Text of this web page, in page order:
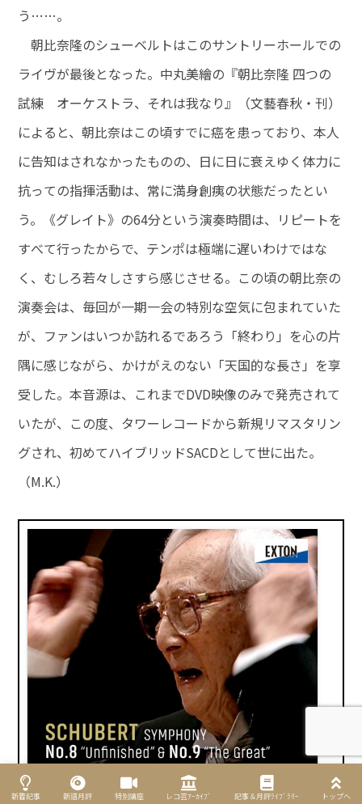
う……。
朝比奈隆のシューベルトはこのサントリーホールでの
ライヴが最後となった。中丸美繪の『朝比奈隆 四つの
試練 オーケストラ、それは我なり』（文藝春秋・刊）
によると、朝比奈はこの頃すでに癌を患っており、本人
に告知はされなかったものの、日に日に衰えゆく体力に
抗っての指揮活動は、常に満身創痍の状態だったとい
う。《グレイト》の64分という演奏時間は、リピートを
すべて行ったからで、テンポは極端に遅いわけではな
く、むしろ若々しさすら感じさせる。この頃の朝比奈の
演奏会は、毎回が一期一会の特別な空気に包まれていた
が、ファンはいつか訪れるであろう「終わり」を心の片
隅に感じながら、かけがえのない「天国的な長さ」を享
受した。本音源は、これまでDVD映像のみで発売されて
いたが、この度、タワーレコードから新規リマスタリン
グされ、初めてハイブリッドSACDとして世に出た。
（M.K.）
新着記事 新譜月評 特別講座 レコ芸ｱｰｶｲﾌﾞ 記事＆月評ﾗｲﾌﾞﾗﾘｰ トップへ